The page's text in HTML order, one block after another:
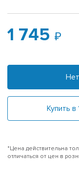
1 745
Нет
Купить в
*Цена действительна
отличаться от цен в